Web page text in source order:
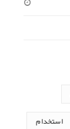
استخدام